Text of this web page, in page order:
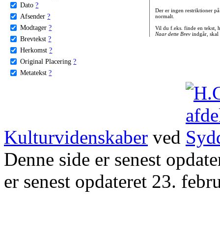
Dato ?
Afsender ?
Modtager ?
Brevtekst ?
Herkomst ?
Original Placering ?
Metatekst ?
Der er ingen restriktioner
normalt.
Vil du f.eks. finde en tekst,
Naar dette Brevindgår, skal
Kulturvidenskaber ved
Denne side er senest
er senest opdateret 23.